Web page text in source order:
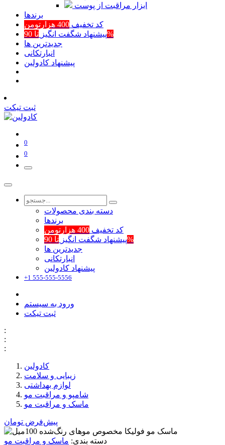
ابزار مراقبت از پوست
برند‌ها
کد تخفیف 400 هزارتومن
پیشنهاد شگفت انگیزتا 90%
جدیدترین ها
انبارتکانی
پیشنهاد کادولین
ثبت تیکت
0
0
دسته بندی محصولات
برند‌ها
کد تخفیف 400 هزارتومن
پیشنهاد شگفت انگیزتا 90%
جدیدترین ها
انبارتکانی
پیشنهاد کادولین
+1 555-555-5556
ورود به سیستم
ثبت تیکت
:
:
:
کادولین
زیبایی و سلامت
لوازم بهداشتی
شامپو و مراقبت مو
ماسک و مراقبت مو
پیش‌فرض تومان
دسته بندی: ماسک و مراقبت مو